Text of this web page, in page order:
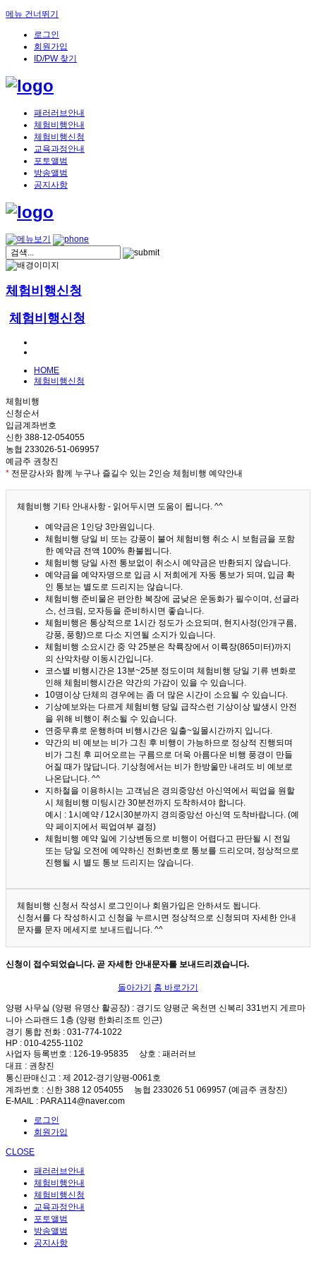
메뉴 건너뛰기
로그인
회원가입
ID/PW 찾기
패러러브안내
체험비행안내
체험비행신청
교육과정안내
포토앨범
방송앨범
공지사항
체험비행신청
체험비행신청
HOME
체험비행신청
체험비행
신청순서
입금계좌번호
신한 388-12-054055
농협 233026-51-069957
예금주 권창진
* 전문강사와 함께 누구나 즐길수 있는 2인승 체험비행 예약안내
체험비행 기타 안내사항 - 읽어두시면 도움이 됩니다. ^^
예약금은 1인당 3만원입니다.
체험비행 당일 비 또는 강풍이 불어 체험비행 취소 시 보험금을 포함
한 예약금 전액 100% 환불됩니다.
체험비행 당일 사전 통보없이 취소시 예약금은 반환되지 않습니다.
예약금을 예약자명으로 입금 시 저희에게 자동 통보가 되며, 입금 확
인 통보는 별도로 드리지는 않습니다.
체험비행 준비물은 편안한 복장에 굽낮은 운동화가 필수이며, 선글라
스, 선크림, 모자등을 준비하시면 좋습니다.
체험비행은 통상적으로 1시간 정도가 소요되며, 현지사정(안개구름,
강풍, 풍향)으로 다소 지연될 소지가 있습니다.
체험비행 소요시간 중 약 25분은 착륙장에서 이륙장(865미터)까지
의 산악차량 이동시간입니다.
코스별 비행시간은 13분~25분 정도이며 체험비행 당일 기류 변화로
인해 체험비행시간은 약간의 가감이 있을 수 있습니다.
10명이상 단체의 경우에는 좀 더 많은 시간이 소요될 수 있습니다.
기상예보와는 다르게 체험비행 당일 급작스런 기상이상 발생시 안전
을 위해 비행이 취소될 수 있습니다.
연중무휴로 운행하며 비행시간은 일출~일몰시간까지 입니다.
약간의 비 예보는 비가 그친 후 비행이 가능하므로 정상적 진행되며
비가 그친 후 피어오르는 구름으로 더욱 아름다운 비행 풍경이 만들
어질 때가 많답니다. 기상청에서는 비가 한방울만 내려도 비 예보로
나온답니다. ^^
지하철을 이용하시는 고객님은 경의중앙선 아신역에서 픽업을 원할
시 체험비행 미팅시간 30분전까지 도착하셔야 합니다.
예시 : 1시예약 / 12시30분까지 경의중앙선 아신역 도착바랍니다. (예
약 페이지에서 픽업여부 결정)
체험비행 예약 일에 기상변동으로 비행이 어렵다고 판단될 시 전일
또는 당일 오전에 예약하신 전화번호로 통보를 드리오며, 정상적으로
진행될 시 별도 통보 드리지는 않습니다.
체험비행 신청서 작성시 로그인이나 회원가입은 안하셔도 됩니다.
신청서를 다 작성하시고 신청을 누르시면 정상적으로 신청되며 자세한 안내
문자를 문자 메세지로 보내드립니다. ^^
신청이 접수되었습니다. 곧 자세한 안내문자를 보내드리겠습니다.
돌아가기 홈 바로가기
양평 사무실 (양평 유명산 활공장) : 경기도 양평군 옥천면 신복리 331번지 게르마
니아 스파랜드 1층 (양평 한화리조트 인근)
경기 통합 전화 : 031-774-1022
HP : 010-4255-1102
사업자 등록번호 : 126-19-95835 상호 : 패러러브
대표 : 권창진
통신판매신고 : 제 2012-경기양평-0061호
계좌번호 : 신한 388 12 054055 농협 233026 51 069957 (예금주 권창진)
E-MAIL : PARA114@naver.com
로그인
회원가입
CLOSE
패러러브안내
체험비행안내
체험비행신청
교육과정안내
포토앨범
방송앨범
공지사항